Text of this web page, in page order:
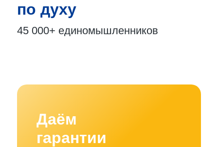
по духу
45 000+ единомышленников
Даём
гарантии